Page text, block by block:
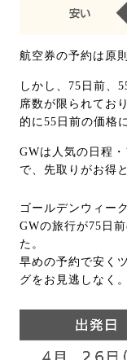
航空券の予約は原
しかし、75日前、
席数が限られてお
的に55日前の価格
GWは人気の日程
で、先取りがお得
ゴールデンウィー
GWの旅行が75日
た。
早めの予約で安く
グをお見逃しなく。